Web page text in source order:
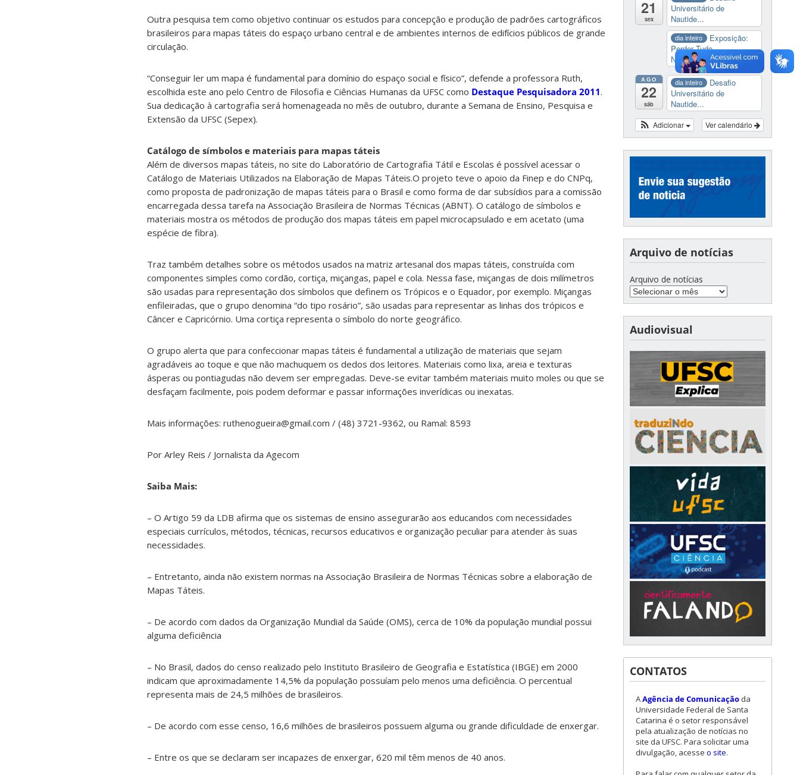
Outra pesquisa tem como objetivo continuar os estudos para concepção e produção de padrões cartográficos
brasileiros para mapas táteis do espaço urbano central e de ambientes internos de edifícios públicos de grande
circulação.
“Conseguir ler um mapa é fundamental para domínio do espaço social e físico”, defende a professora Ruth,
escolhida este ano pelo Centro de Filosofia e Ciências Humanas da UFSC como Destaque Pesquisadora 2011.
Sua dedicação à cartografia será homenageada no mês de outubro, durante a Semana de Ensino, Pesquisa e
Extensão da UFSC (Sepex).
Catálogo de símbolos e materiais para mapas táteis
Além de diversos mapas táteis, no site do Laboratório de Cartografia Tátil e Escolas é possível acessar o
Catálogo de Materiais Utilizados na Elaboração de Mapas Táteis.O projeto teve o apoio da Finep e do CNPq,
como proposta de padronização de mapas táteis para o Brasil e como forma de dar subsídios para a comissão
encarregada dessa tarefa na Associação Brasileira de Normas Técnicas (ABNT). O catálogo de símbolos e
materiais mostra os métodos de produção dos mapas táteis em papel microcapsulado e em acetato (uma
espécie de fibra).
Traz também detalhes sobre os métodos usados na matriz artesanal dos mapas táteis, construída com
componentes simples como cordão, cortiça, miçangas, papel e cola. Nessa fase, miçangas de dois milímetros
são usadas para representação dos símbolos que definem os Trópicos e o Equador, por exemplo. Miçangas
enfileiradas, que o grupo denomina “do tipo rosário”, são usadas para representar as linhas dos trópicos e
Câncer e Capricórnio. Uma cortiça representa o símbolo do norte geográfico.
O grupo alerta que para confeccionar mapas táteis é fundamental a utilização de materiais que sejam
agradáveis ao toque e que não machuquem os dedos dos leitores. Materiais como lixa, areia e texturas
ásperas ou pontiagudas não devem ser empregadas. Deve-se evitar também materiais muito moles ou que se
desfaçam facilmente, pois podem deformar e passar informações inverídicas ou inexatas.
Mais informações: ruthenogueira@gmail.com / (48) 3721-9362, ou Ramal: 8593
Por Arley Reis / Jornalista da Agecom
Saiba Mais:
– O Artigo 59 da LDB afirma que os sistemas de ensino assegurarão aos educandos com necessidades
especiais currículos, métodos, técnicas, recursos educativos e organização peculiar para atender às suas
necessidades.
– Entretanto, ainda não existem normas na Associação Brasileira de Normas Técnicas sobre a elaboração de
Mapas Táteis.
– De acordo com dados da Organização Mundial da Saúde (OMS), cerca de 10% da população mundial possui
alguma deficiência
– No Brasil, dados do censo realizado pelo Instituto Brasileiro de Geografia e Estatística (IBGE) em 2000
indicam que aproximadamente 14,5% da população possuíam pelo menos uma deficiência. O percentual
representa mais de 24,5 milhões de brasileiros.
– De acordo com esse censo, 16,6 milhões de brasileiros possuem alguma ou grande dificuldade de enxergar.
– Entre os que se declaram ser incapazes de enxergar, 620 mil têm menos de 40 anos.
21
sex
Universitário de
Nautide...
dia inteiro
Exposição:
Perder Tudo.
Novament...
AGO
22
sáb
dia inteiro
Desafio
Universitário de
Nautide...
Ver calendário
Adicionar
Arquivo de notícias
Arquivo de notícias
Audiovisual
CONTATOS
AAgência de Comunicação da
Universidade Federal de Santa
Catarina é o setor responsável
pela atualização de notícias no
site da UFSC. Para solicitar uma
divulgação, acesse o site.